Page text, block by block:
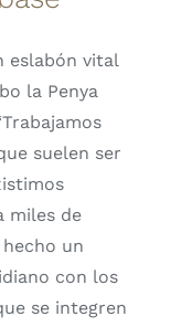
eslabón vital
la Penya
suelen ser
miles de
un
con los
se integren